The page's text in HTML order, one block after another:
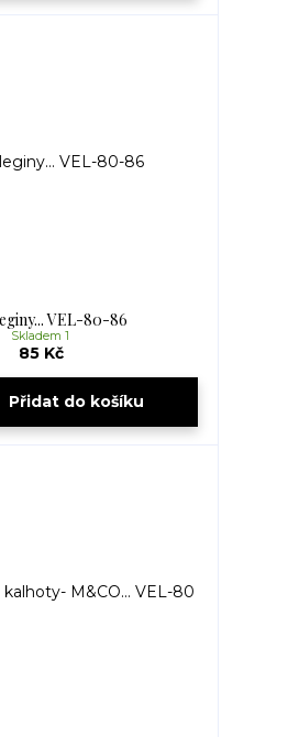
VEL-80-86
85 Kč
Skladem 1
Přidat do košíku